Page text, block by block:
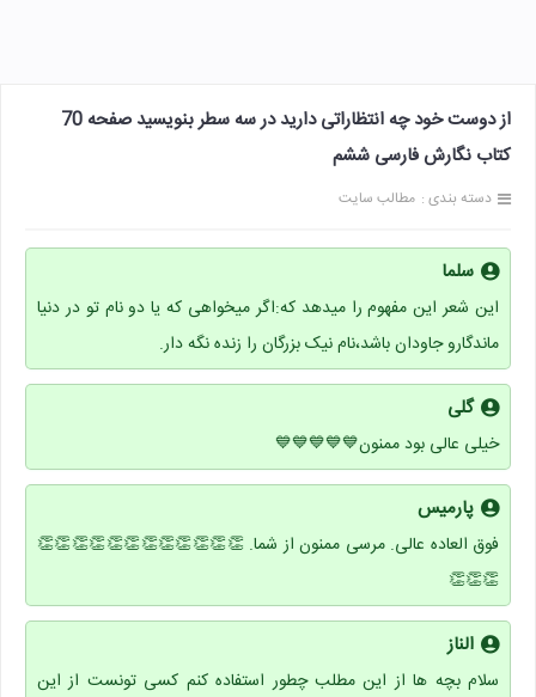
از دوست خود چه انتظاراتی دارید در سه سطر بنویسید صفحه 70
کتاب نگارش فارسی ششم
دسته بندی : مطالب سایت
سلما
این شعر این مفهوم را میدهد که:اگر میخواهی که یا دو نام تو در دنیا
ماندگارو جاودان باشد،نام نیک بزرگان را زنده نگه دار.
گلی
خیلی عالی بود ممنون💙💙💙💙💙
پارمیس
فوق العاده عالی. مرسی ممنون از شما. 👏👏👏👏👏👏👏👏👏👏👏👏
👏👏👏
الناز
سلام بچه ها از این مطلب چطور استفاده کنم کسی تونست از این